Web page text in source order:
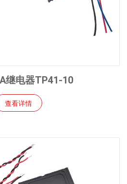
继电器TP41-10
查看详情